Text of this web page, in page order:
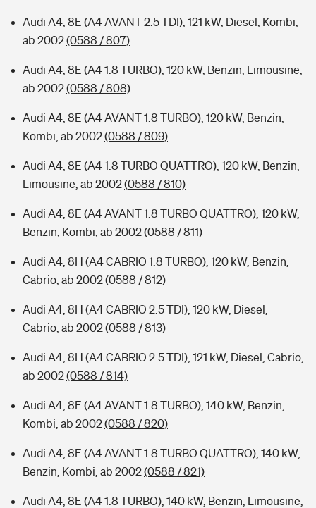
Audi A4, 8E (A4 AVANT 2.5 TDI), 121 kW, Diesel, Kombi,
ab 2002(0588 / 807)
Audi A4, 8E (A4 1.8 TURBO), 120 kW, Benzin, Limousine,
ab 2002(0588 / 808)
Audi A4, 8E (A4 AVANT 1.8 TURBO), 120 kW, Benzin,
Kombi, ab 2002(0588 / 809)
Audi A4, 8E (A4 1.8 TURBO QUATTRO), 120 kW, Benzin,
Limousine, ab 2002(0588 / 810)
Audi A4, 8E (A4 AVANT 1.8 TURBO QUATTRO), 120 kW,
Benzin, Kombi, ab 2002(0588 / 811)
Audi A4, 8H (A4 CABRIO 1.8 TURBO), 120 kW, Benzin,
Cabrio, ab 2002(0588 / 812)
Audi A4, 8H (A4 CABRIO 2.5 TDI), 120 kW, Diesel,
Cabrio, ab 2002(0588 / 813)
Audi A4, 8H (A4 CABRIO 2.5 TDI), 121 kW, Diesel, Cabrio,
ab 2002(0588 / 814)
Audi A4, 8E (A4 AVANT 1.8 TURBO), 140 kW, Benzin,
Kombi, ab 2002(0588 / 820)
Audi A4, 8E (A4 AVANT 1.8 TURBO QUATTRO), 140 kW,
Benzin, Kombi, ab 2002(0588 / 821)
Audi A4, 8E (A4 1.8 TURBO), 140 kW, Benzin, Limousine,